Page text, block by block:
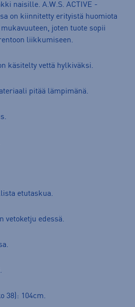
naisille. A.W.S. ACTIVE -
on kiinnitetty erityistä huomiota
joten tuote sopii
liikkumiseen.
käsitelty vettä hylkiväksi.
pitää lämpimänä.
etutaskua.
vetoketju edessä.
38): 104cm.